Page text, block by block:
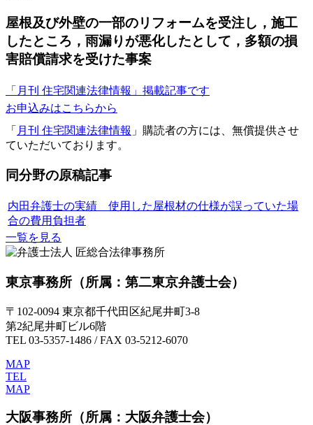
屋根及び外壁の一部のリフォームを受注し，施工
したところ，雨漏りが悪化したとして，多額の損
害賠償請求を受けた事案
「月刊 住宅関連法律情報」掲載記事です
お申込みはこちらから
「 月刊 住宅関連法律情報 」購読者の方には、無償提供させ
ていただいております。
同分野の原稿記事
内田弁護士の実績 使用した屋根材の仕様が誤っていた場
合の費用負担者
一覧を見る
東京事務所 （所属：第二東京弁護士会）
〒102-0094 東京都千代田区紀尾井町3-8
第2紀尾井町ビル6階
TEL 03-5357-1486 / FAX 03-5212-6070
MAP
TEL
MAP
大阪事務所 （所属：大阪弁護士会）